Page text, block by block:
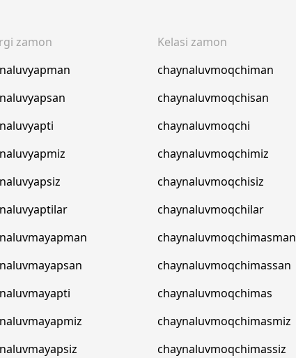
zamon
Kelasi zamon
chaynaluvmoqchiman
chaynaluvmoqchisan
chaynaluvmoqchi
chaynaluvmoqchimiz
chaynaluvmoqchisiz
chaynaluvmoqchilar
chaynaluvmoqchimasman
chaynaluvmoqchimassan
chaynaluvmoqchimas
chaynaluvmoqchimasmiz
chaynaluvmoqchimassiz